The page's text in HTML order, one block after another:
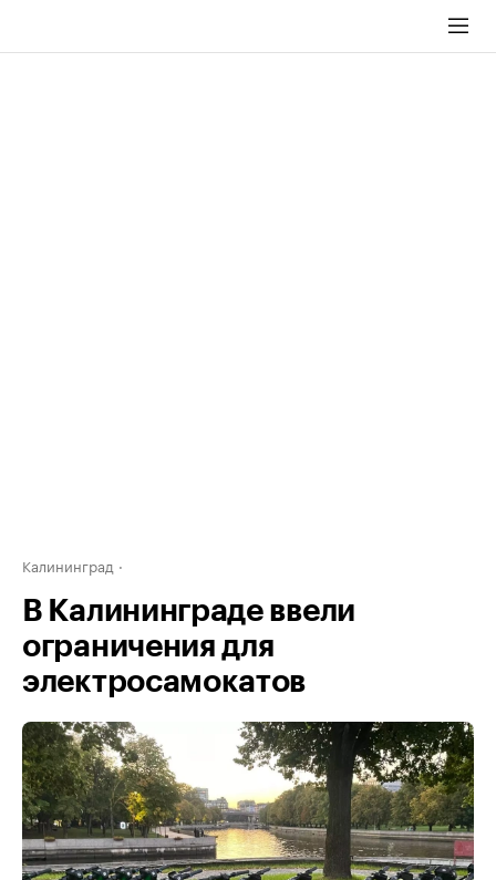
Калининград
В Калининграде ввели
ограничения для
электросамокатов